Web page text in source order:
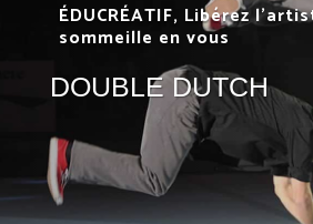
ÉDUCRÉATIF, Libérez
sommeille en vous
DOUBLE DUTCH